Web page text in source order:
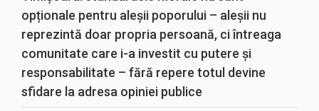
opționale pentru aleșii poporului – aleșii nu
reprezintă doar propria persoană, ci întreaga
comunitate care i-a investit cu putere și
responsabilitate – fără repere totul devine
sfidare la adresa opiniei publice